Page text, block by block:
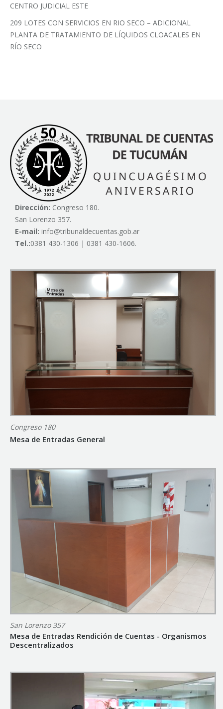
CENTRO JUDICIAL ESTE
209 LOTES CON SERVICIOS EN RIO SECO – ADICIONAL
PLANTA DE TRATAMIENTO DE LÍQUIDOS CLOACALES EN
RÍO SECO
Dirección: Congreso 180.
San Lorenzo 357.
E-mail: info@tribunaldecuentas.gob.ar
Tel.:0381 430-1306 | 0381 430-1606.
Congreso 180
Mesa de Entradas General
San Lorenzo 357
Mesa de Entradas Rendición de Cuentas - Organismos
Descentralizados